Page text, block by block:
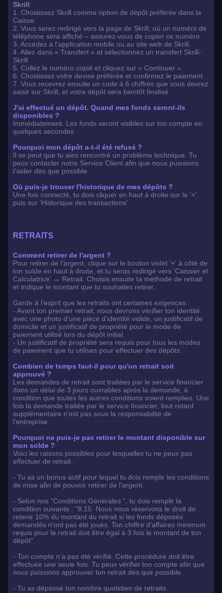
Skrill
1. Choisissez Skrill comme option de dépôt préférée dans la
Caisse.
2. Vous serez redirigé vers la page de Skrill, où un numéro de
téléphone sera affiché – assurez-vous de copier ce numéro.
3. Accédez à l'application mobile ou au site web de Skrill.
4. Allez dans « Transfert » et sélectionnez un transfert Skrill-
Skrill.
5. Collez le numéro copié et cliquez sur « Continuer ».
6. Choisissez votre devise préférée et confirmez le paiement.
7. Vous recevrez ensuite un code à 6 chiffres que vous devrez
saisir sur Skrill, et votre dépôt sera bientôt finalisé.
J'ai effectué un dépôt. Quand mes fonds seront-ils
disponibles ?
Immédiatement. Les fonds seront visibles sur ton compte en
quelques secondes.
Pourquoi mon dépôt a-t-il été refusé ?
Il se peut que tu aies rencontré un problème technique. Tu
peux contacter notre Service Client afin que nous puissions
t'aider dès que possible.
Où puis-je trouver l'historique de mes dépôts ?
Une fois connecté, tu dois cliquer en haut à droite sur le '+',
puis sur 'Historique des transactions'
RETRAITS
Comment retirer de l'argent ?
Pour retirer de l'argent, clique sur le bouton violet '+' à côté de
ton solde en haut à droite, et tu seras redirigé vers 'Caissier et
Calculatrice' → Retrait. Choisis ensuite ta méthode de retrait
et indique le montant que tu souhaites retirer.
Garde à l'esprit que les retraits ont certaines exigences :
- Avant ton premier retrait, nous devrons vérifier ton identité
avec une photo d'une pièce d'identité valide, un justificatif de
domicile et un justificatif de propriété pour le mode de
paiement utilisé lors du dépôt initial.
- Un justificatif de propriété sera requis pour tous les modes
de paiement que tu utilises pour effectuer des dépôts.
Combien de temps faut-il pour qu'un retrait soit
approuvé ?
Les demandes de retrait sont traitées par le service financier
dans un délai de 3 jours ouvrables après la demande, à
condition que toutes les autres conditions soient remplies. Une
fois la demande traitée par le service financier, tout retard
supplémentaire n'est pas sous la responsabilité de
l'entreprise.
Pourquoi ne puis-je pas retirer le montant disponible sur
mon solde ?
Voici les raisons possibles pour lesquelles tu ne peux pas
effectuer de retrait :
- Tu as un bonus actif pour lequel tu dois remplir les conditions
de mise afin de pouvoir retirer de l'argent.
- Selon nos "Conditions Générales ", tu dois remplir la
condition suivante : "8.15. Nous nous réservons le droit de
retenir 10% du montant du retrait si les fonds déposés
demandés n'ont pas été joués. Ton chiffre d'affaires minimum
requis pour le retrait doit être égal à 3 fois le montant de ton
dépôt".
- Ton compte n'a pas été vérifié. Cette procédure doit être
effectuée une seule fois. Tu peux vérifier ton compte afin que
nous puissions approuver ton retrait dès que possible.
- Tu as dépassé ton nombre quotidien de retraits.